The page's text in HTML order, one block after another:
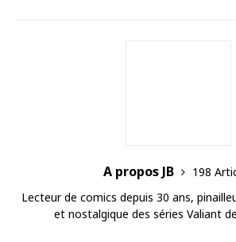
A propos JB
198
Lecteur de comics depuis 30 ans,
et nostalgique des séries Valiant